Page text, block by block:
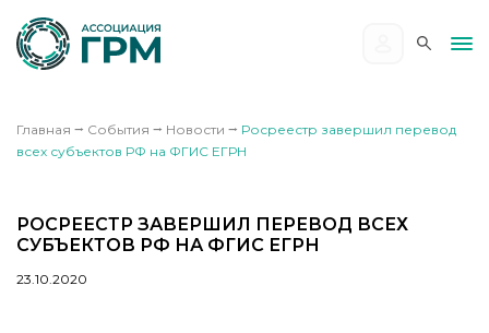
Главная ⭢ События ⭢ Новости ⭢ Росреестр завершил перевод
всех субъектов РФ на ФГИС ЕГРН
РОСРЕЕСТР ЗАВЕРШИЛ ПЕРЕВОД ВСЕХ
СУБЪЕКТОВ РФ НА ФГИС ЕГРН
23.10.2020